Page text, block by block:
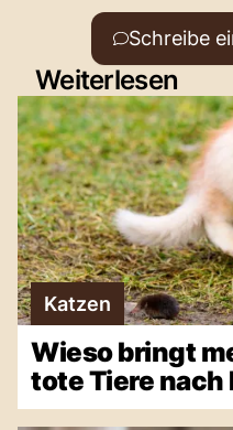
Schreibe
Weiterlesen
Katzen
Wieso bringt
tote Tiere nach